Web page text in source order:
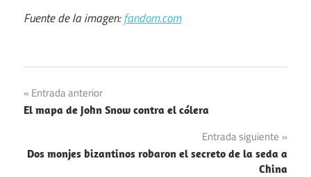
Fuente de la imagen:fandom.com
Ciencia-
Literatura
Navegación
de
entradas
Entrada anterior
El mapa de John Snow contra el cólera
Entrada siguiente
Dos monjes bizantinos robaron el secreto de la seda a
China